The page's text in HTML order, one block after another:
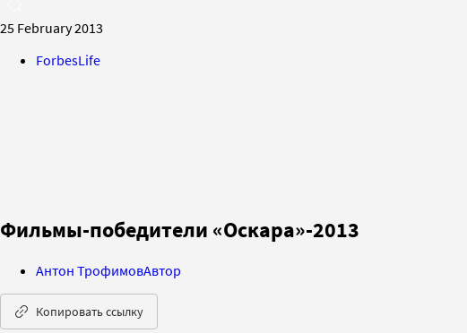
25 February 2013
ForbesLife
Фильмы-победители «Оскара»-2013
Антон ТрофимовАвтор
Копировать ссылку